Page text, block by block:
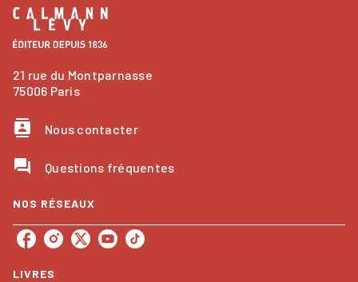
21 rue du Montparnasse
75006 Paris
contacts Nous contacter
question_answer Questions fréquentes
NOS RÉSEAUX
LIVRES